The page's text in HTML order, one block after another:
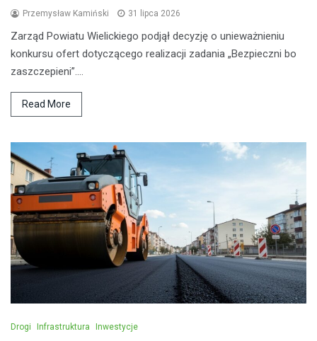
Przemysław Kamiński 31 lipca 2026
Zarząd Powiatu Wielickiego podjął decyzję o unieważnieniu
konkursu ofert dotyczącego realizacji zadania „Bezpieczni bo
zaszczepieni”.…
Read More
Drogi Infrastruktura Inwestycje